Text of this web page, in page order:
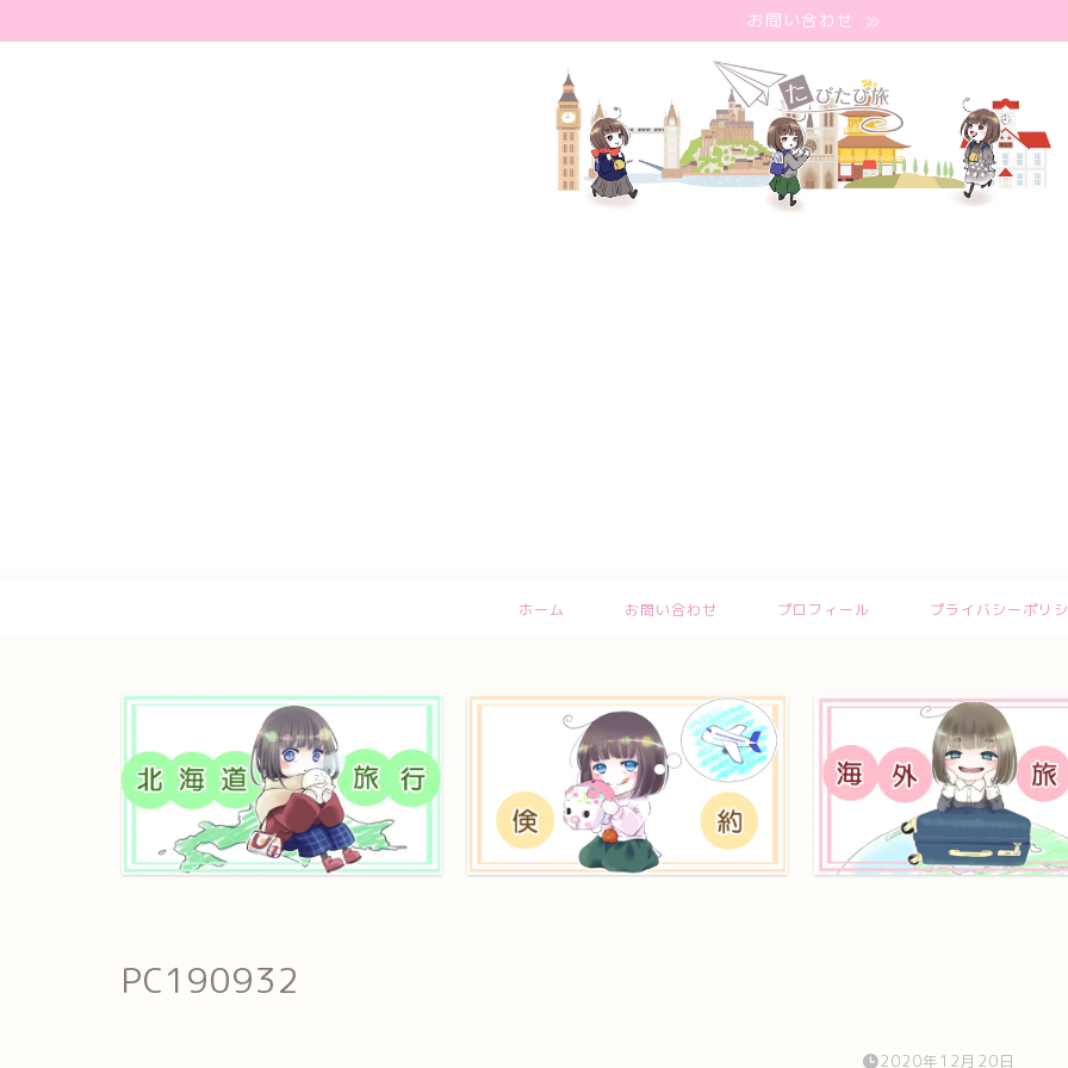
お問い合わせ
ホーム お問い合わせ プロフィール プライバシーポリ
PC190932
2020年12月20日